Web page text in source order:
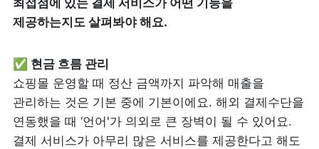
최접점에 있는 결제 서비스가 어떤 기능을
제공하는지도 살펴봐야 해요.
쇼핑몰 운영할 때 정산 금액까지 파악해 매출을
관리하는 것은 기본 중에 기본이에요. 해외 결제수단을
연동했을 때 ‘언어'가 의외로 큰 장벽이 될 수 있어요.
결제 서비스가 아무리 많은 서비스를 제공한다고 해도